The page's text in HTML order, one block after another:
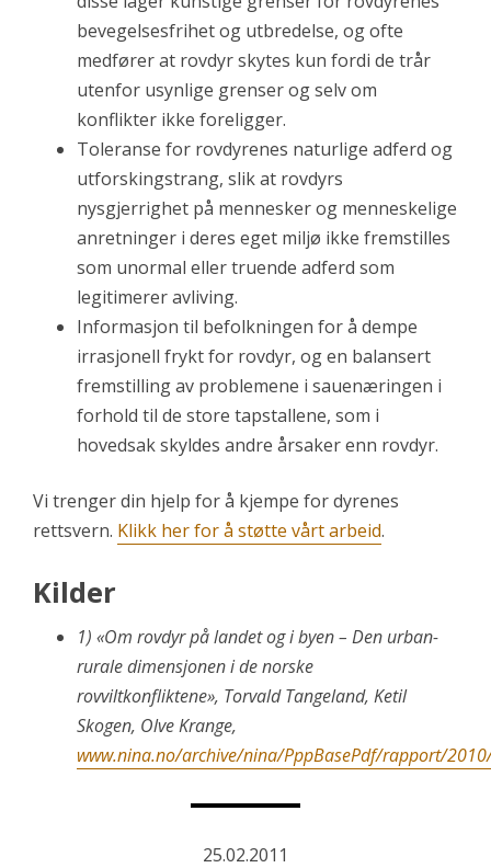
bevegelsesfrihet og utbredelse, og ofte
medfører at rovdyr skytes kun fordi de trår
utenfor usynlige grenser og selv om
konflikter ikke foreligger.
Toleranse for rovdyrenes naturlige adferd og
utforskingstrang, slik at rovdyrs
nysgjerrighet på mennesker og menneskelige
anretninger i deres eget miljø ikke fremstilles
som unormal eller truende adferd som
legitimerer avliving.
Informasjon til befolkningen for å dempe
irrasjonell frykt for rovdyr, og en balansert
fremstilling av problemene i sauenæringen i
forhold til de store tapstallene, som i
hovedsak skyldes andre årsaker enn rovdyr.
Vi trenger din hjelp for å kjempe for dyrenes
rettsvern. Klikk her for å støtte vårt arbeid.
Kilder
1) «Om rovdyr på landet og i byen – Den urban-
rurale dimensjonen i de norske
rovviltkonfliktene», Torvald Tangeland, Ketil
Skogen, Olve Krange,
www.nina.no/archive/nina/PppBasePdf/rapport/
25.02.2011